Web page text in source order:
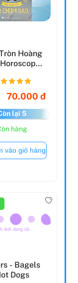
Hoàng
-
70.000 đ
lại 5
hàng
vào giỏ hàng